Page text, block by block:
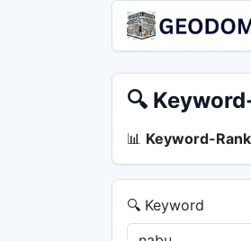
🔍
📊 Keyword-
🔍 Keyword